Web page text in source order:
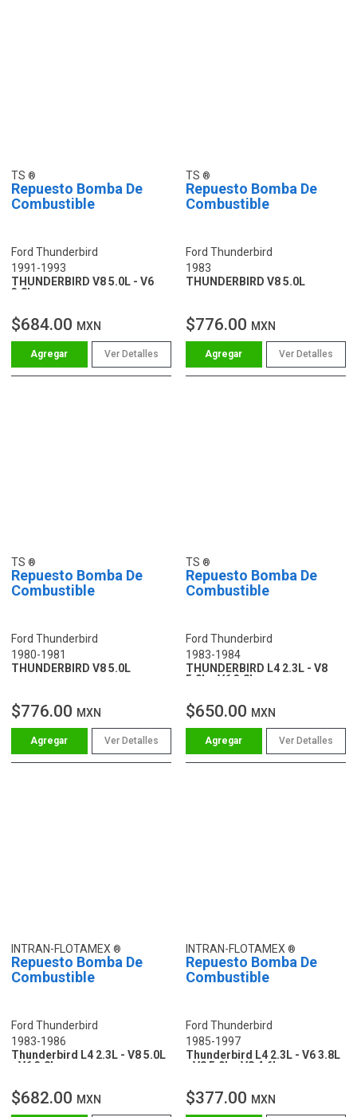
TS
Repuesto Bomba De
Combustible
Ford Thunderbird
1991-1993
THUNDERBIRD V8 5.0L - V6
3.8L
$684.00 MXN
Ver Detalles
TS
Repuesto Bomba De
Combustible
Ford Thunderbird
1983
THUNDERBIRD V8 5.0L
$776.00 MXN
Ver Detalles
TS
Repuesto Bomba De
Combustible
Ford Thunderbird
1980-1981
THUNDERBIRD V8 5.0L
$776.00 MXN
Ver Detalles
TS
Repuesto Bomba De
Combustible
Ford Thunderbird
1983-1984
THUNDERBIRD L4 2.3L - V8
5.0L - V6 3.8L
$650.00 MXN
Ver Detalles
INTRAN-FLOTAMEX
Repuesto Bomba De
Combustible
Ford Thunderbird
1983-1986
Thunderbird L4 2.3L - V8 5.0L
- V6 3.8L
$682.00 MXN
INTRAN-FLOTAMEX
Repuesto Bomba De
Combustible
Ford Thunderbird
1985-1997
Thunderbird L4 2.3L - V6 3.8L
- V8 5.0L - V8 4.6L
$377.00 MXN